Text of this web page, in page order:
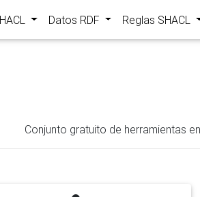
Datos RDF Reglas SHACL
Conjunto gratuito de herramientas